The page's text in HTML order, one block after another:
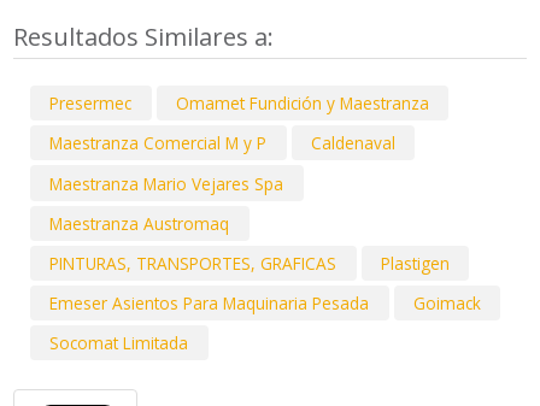
Resultados Similares a:
Presermec
Omamet Fundición y Maestranza
Maestranza Comercial M y P
Caldenaval
Maestranza Mario Vejares Spa
Maestranza Austromaq
PINTURAS, TRANSPORTES, GRAFICAS
Plastigen
Emeser Asientos Para Maquinaria Pesada
Goimack
Socomat Limitada